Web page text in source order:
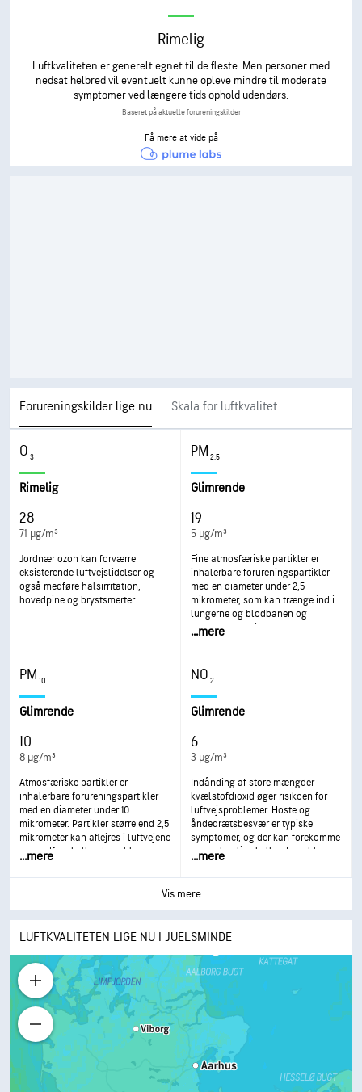
Rimelig
Luftkvaliteten er generelt egnet til de fleste. Men personer med
nedsat helbred vil eventuelt kunne opleve mindre til moderate
symptomer ved længere tids ophold udendørs.
Baseret på aktuelle forureningskilder
Få mere at vide på
Forureningskilder lige nu Skala for luftkvalitet
O3
Rimelig
28
71 µg/m³
Jordnær ozon kan forværre
eksisterende luftvejslidelser og
også medføre halsirritation,
hovedpine og brystsmerter.
PM2.5
Glimrende
19
5 µg/m³
Fine atmosfæriske partikler er
inhalerbare forureningspartikler
med en diameter under 2,5
mikrometer, som kan trænge ind i
lungerne og blodbanen og
medføre alvorlige
hjerte vil blive påvirket mest
alvorligt. Eksponering kan
medføre hoste eller
åndedrætsbesvær, forværret
astma og udvikling af kroniske
...mere
PM10
Glimrende
10
8 µg/m³
Atmosfæriske partikler er
inhalerbare forureningspartikler
med en diameter under 10
mikrometer. Partikler større end 2,5
mikrometer kan aflejres i luftvejene
og medføre helbredsproblemer.
halsirritation, hoste eller
eksponering kan medføre mere
alvorlige helbredspåvirkninger.
...mere
NO2
Glimrende
6
3 µg/m³
Indånding af store mængder
kvælstofdioxid øger risikoen for
luftvejsproblemer. Hoste og
åndedrætsbesvær er typiske
symptomer, og der kan forekomme
mere alvorlige helbredsproblemer,
længere tids eksponering.
...mere
Vis mere
LUFTKVALITETEN LIGE NU I JUELSMINDE